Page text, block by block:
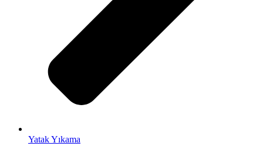
Yatak Yıkama